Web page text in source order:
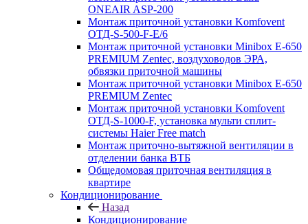
ONEAIR ASP-200
Монтаж приточной установки Komfovent
ОТД-S-500-F-E/6
Монтаж приточной установки Minibox E-650
PREMIUM Zentec, воздуховодов ЭРА,
обвязки приточной машины
Монтаж приточной установки Minibox E-650
PREMIUM Zentec
Монтаж приточной установки Komfovent
ОТД-S-1000-F, установка мульти сплит-
системы Haier Free match
Монтаж приточно-вытяжной вентиляции в
отделении банка ВТБ
Общедомовая приточная вентиляция в
квартире
Кондиционирование
Назад
Кондиционирование